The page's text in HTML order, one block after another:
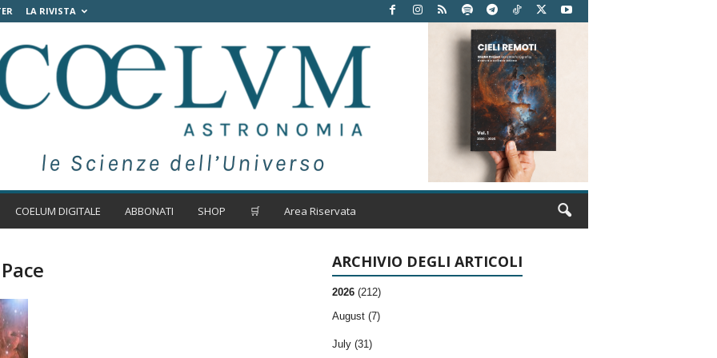
LA RIVISTA
COELUM DIGITALE ABBONATI SHOP 🛒 Area Riservata
ARCHIVIO DEGLI ARTICOLI
2026 (212)
August (7)
July (31)